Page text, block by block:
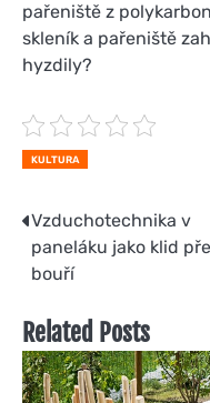
pařeniště z
skleník a pařeniště
hyzdily?
KULTURA
Navigace
pro
Vzduchotechnika v
paneláku jako klid
bouří
Related Posts